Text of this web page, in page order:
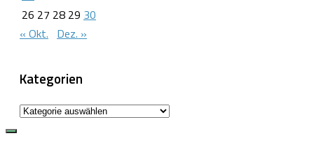
26 27 28 29 30
« Okt. Dez. »
Kategorien
Kategorien